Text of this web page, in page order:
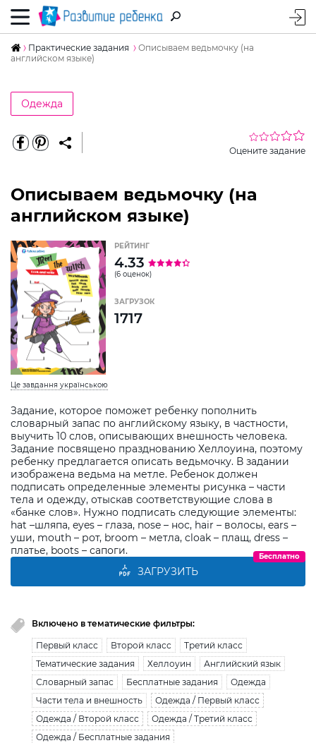
Практические задания
Описываем ведьмочку (на
английском языке)
Одежда
Оцените задание
Описываем ведьмочку (на
английском языке)
Це завдання українською
Задание, которое поможет ребенку пополнить
словарный запас по английскому языку, в частности,
выучить 10 слов, описывающих внешность человека.
Задание посвящено празднованию Хеллоуина, поэтому
ребенку предлагается описать ведьмочку. В задании
изображена ведьма на метле. Ребенок должен
подписать определенные элементы рисунка – части
тела и одежду, отыскав соответствующие слова в
«банке слов». Нужно подписать следующие элементы:
hat –шляпа, eyes – глаза, nose – нос, hair – волосы, ears –
уши, mouth – рот, broom – метла, cloak – плащ, dress –
платье, boots – сапоги.
РЕЙТИНГ
4.33
(6 оценок)
ЗАГРУЗОК
1717
ЗАГРУЗИТЬ
Бесплатно
Включено в тематические фильтры:
Первый класс Второй класс
Третий класс
Тематические задания
Хеллоуин
Английский язык
Словарный запас
Бесплатные задания
Одежда
Части тела и внешность
Одежда / Первый класс
Одежда / Второй класс
Одежда / Третий класс
Одежда / Бесплатные задания